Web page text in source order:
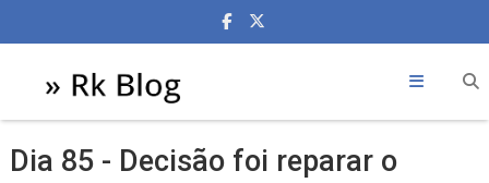
Dia 85 - Decisão foi reparar o